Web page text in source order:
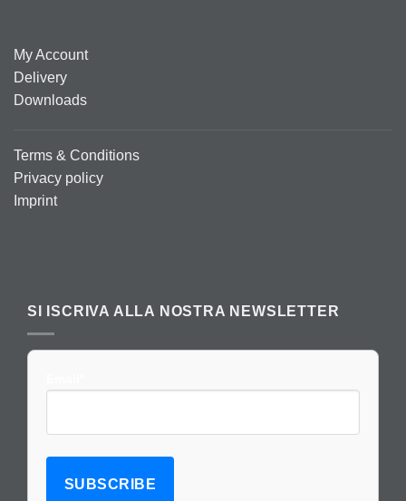
My Account
Delivery
Downloads
Terms & Conditions
Privacy policy
Imprint
SI ISCRIVA ALLA NOSTRA NEWSLETTER